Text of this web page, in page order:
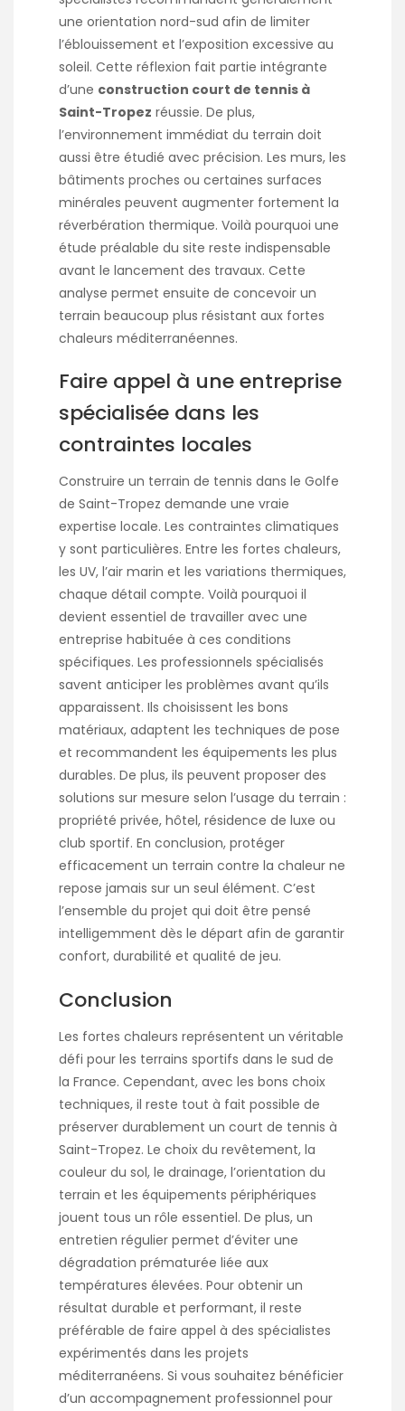
une orientation nord-sud afin de limiter
l’éblouissement et l’exposition excessive au
soleil. Cette réflexion fait partie intégrante
d’une construction court de tennis à
Saint-Tropez réussie. De plus,
l’environnement immédiat du terrain doit
aussi être étudié avec précision. Les murs, les
bâtiments proches ou certaines surfaces
minérales peuvent augmenter fortement la
réverbération thermique. Voilà pourquoi une
étude préalable du site reste indispensable
avant le lancement des travaux. Cette
analyse permet ensuite de concevoir un
terrain beaucoup plus résistant aux fortes
chaleurs méditerranéennes.
Faire appel à une entreprise
spécialisée dans les
contraintes locales
Construire un terrain de tennis dans le Golfe
de Saint-Tropez demande une vraie
expertise locale. Les contraintes climatiques
y sont particulières. Entre les fortes chaleurs,
les UV, l’air marin et les variations thermiques,
chaque détail compte. Voilà pourquoi il
devient essentiel de travailler avec une
entreprise habituée à ces conditions
spécifiques. Les professionnels spécialisés
savent anticiper les problèmes avant qu’ils
apparaissent. Ils choisissent les bons
matériaux, adaptent les techniques de pose
et recommandent les équipements les plus
durables. De plus, ils peuvent proposer des
solutions sur mesure selon l’usage du terrain :
propriété privée, hôtel, résidence de luxe ou
club sportif. En conclusion, protéger
efficacement un terrain contre la chaleur ne
repose jamais sur un seul élément. C’est
l’ensemble du projet qui doit être pensé
intelligemment dès le départ afin de garantir
confort, durabilité et qualité de jeu.
Conclusion
Les fortes chaleurs représentent un véritable
défi pour les terrains sportifs dans le sud de
la France. Cependant, avec les bons choix
techniques, il reste tout à fait possible de
préserver durablement un court de tennis à
Saint-Tropez. Le choix du revêtement, la
couleur du sol, le drainage, l’orientation du
terrain et les équipements périphériques
jouent tous un rôle essentiel. De plus, un
entretien régulier permet d’éviter une
dégradation prématurée liée aux
températures élevées. Pour obtenir un
résultat durable et performant, il reste
préférable de faire appel à des spécialistes
expérimentés dans les projets
méditerranéens. Si vous souhaitez bénéficier
d’un accompagnement professionnel pour